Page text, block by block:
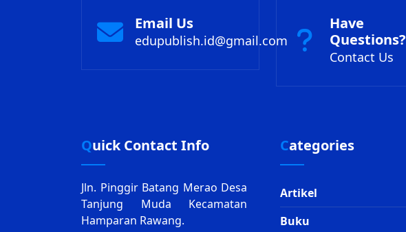
Email Us
edupublish.id@gmail.com
Have
Questions?
Contact Us
Quick Contact Info
Jln. Pinggir Batang Merao Desa
Tanjung Muda Kecamatan
Hamparan Rawang.
Categories
Artikel
Buku